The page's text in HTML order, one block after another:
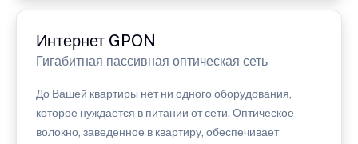
Интернет GPON
Гигабитная пассивная оптическая сеть
До Вашей квартиры нет ни одного оборудования,
которое нуждается в питании от сети. Оптическое
волокно, заведенное в квартиру, обеспечивает